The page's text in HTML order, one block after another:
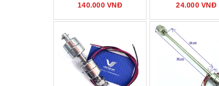
140.000 VNĐ
24.000 VNĐ
Mua hàng